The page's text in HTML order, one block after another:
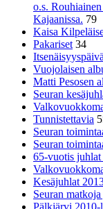
o.s.
Kajaanissa. 79
Kaisa
Pakariset 34
Vuojolaisen
Matti Pesosen
Seuran
Tunnistettavia
Seuran
Seuran
65-vuotis
Kesäjuhlat
Seuran